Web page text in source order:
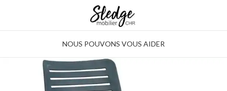
NOUS POUVONS VOUS AIDER